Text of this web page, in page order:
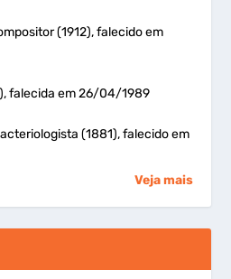
(1912), falecido em
falecida em 26/04/1989
(1881), falecido em
Veja mais